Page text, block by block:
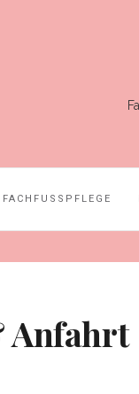
FACHFUSSPFLEGE
Anfahrt